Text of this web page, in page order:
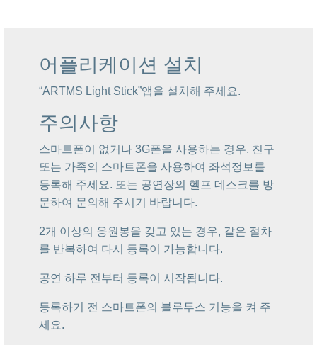
어플리케이션 설치
“ARTMS Light Stick”앱을 설치해 주세요.
주의사항
스마트폰이 없거나 3G폰을 사용하는 경우, 친구
또는 가족의 스마트폰을 사용하여 좌석정보를
등록해 주세요. 또는 공연장의 헬프 데스크를 방
문하여 문의해 주시기 바랍니다.
2개 이상의 응원봉을 갖고 있는 경우, 같은 절차
를 반복하여 다시 등록이 가능합니다.
공연 하루 전부터 등록이 시작됩니다.
등록하기 전 스마트폰의 블루투스 기능을 켜 주
세요.